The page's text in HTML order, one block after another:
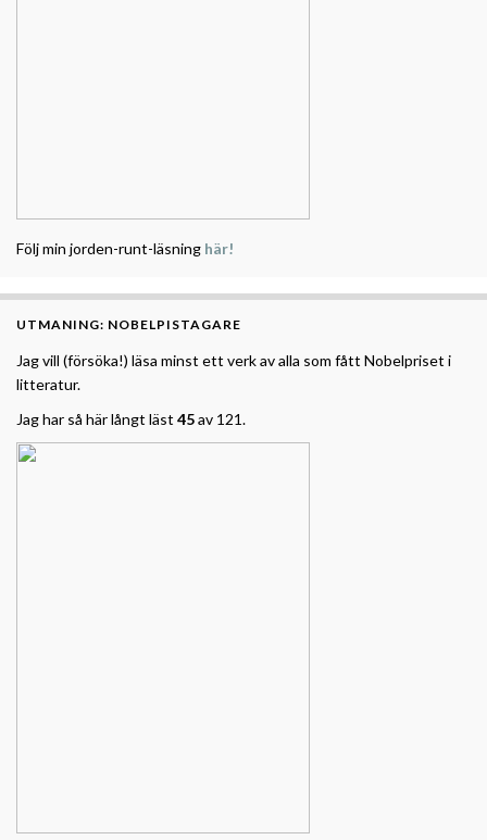
Följ min jorden-runt-läsning här!
UTMANING: NOBELPISTAGARE
Jag vill (försöka!) läsa minst ett verk av alla som fått Nobelpriset i
litteratur.
Jag har så här långt läst 45av 121.